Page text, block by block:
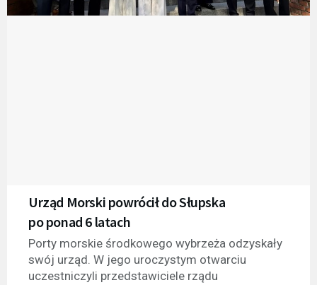
Urząd Morski powrócił do Słupska
po ponad 6 latach
Porty morskie środkowego wybrzeża odzyskały
swój urząd. W jego uroczystym otwarciu
uczestniczyli przedstawiciele rządu